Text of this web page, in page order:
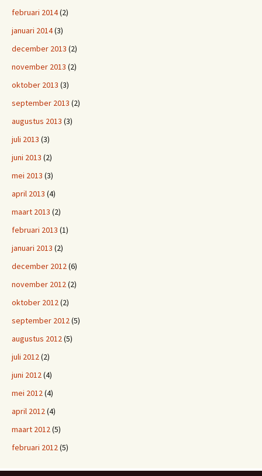
februari 2014(2)
januari 2014(3)
december 2013 (2)
november 2013 (2)
oktober 2013 (3)
september 2013 (2)
augustus 2013 (3)
juli 2013 (3)
juni 2013 (2)
mei 2013 (3)
april 2013 (4)
maart 2013 (2)
februari 2013 (1)
januari 2013 (2)
december 2012(6)
november 2012(2)
oktober 2012(2)
september 2012(5)
augustus 2012(5)
juli 2012(2)
juni 2012(4)
mei 2012(4)
april 2012(4)
maart 2012(5)
februari 2012(5)